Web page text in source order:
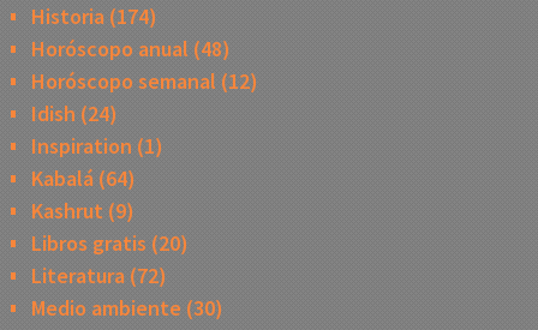
Historia(174)
Horóscopo anual (48)
Horóscopo semanal (12)
Idish (24)
Inspiration (1)
Kabalá(64)
Kashrut (9)
Libros gratis (20)
Literatura(72)
Medio ambiente (30)